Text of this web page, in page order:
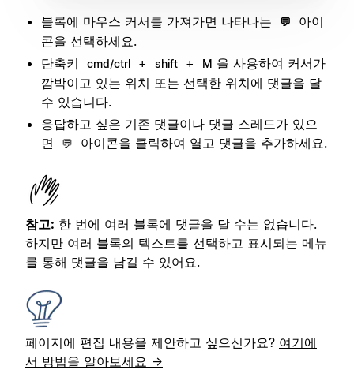
블록에 마우스 커서를 가져가면 나타나는 💬
아이
콘을 선택하세요.
단축키
cmd/ctrl + shift + M 을 사용하여 커서가
깜박이고 있는 위치 또는 선택한 위치에 댓글을 달
수 있습니다.
응답하고 싶은 기존 댓글이나 댓글 스레드가 있으
면
💬 아이콘을 클릭하여 열고 댓글을 추가하세요.
참고: 한 번에 여러 블록에 댓글을 달 수는 없습니다.
하지만 여러 블록의 텍스트를 선택하고 표시되는 메뉴
를 통해 댓글을 남길 수 있어요.
페이지에 편집 내용을 제안하고 싶으신가요? 여기에
서 방법을 알아보세요 →